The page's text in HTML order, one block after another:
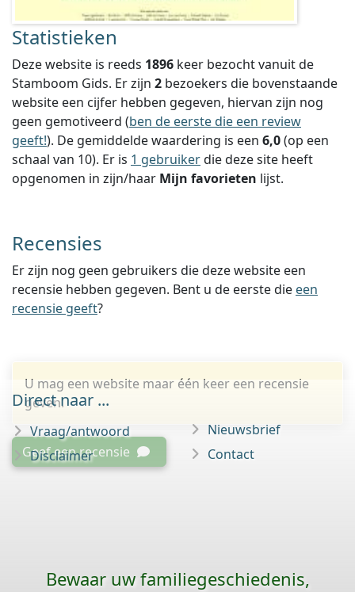
Statistieken
Deze website is reeds 1896 keer bezocht vanuit de
Stamboom Gids. Er zijn 2 bezoekers die bovenstaande
website een cijfer hebben gegeven, hiervan zijn nog
geen gemotiveerd (ben de eerste die een review
geeft!). De gemiddelde waardering is een 6,0(op een
schaal van 10). Er is 1 gebruikerdie deze site heeft
opgenomen in zijn/haar Mijn favorieten lijst.
Recensies
Er zijn nog geen gebruikers die deze website een
recensie hebben gegeven. Bent u de eerste die een
recensie geeft?
U mag een website maar één keer een recensie
geven.
Geef een recensie
Direct naar ...
Vraag/antwoord
Disclaimer
Nieuwsbrief
Contact
Bewaar uw familie­geschiedenis,